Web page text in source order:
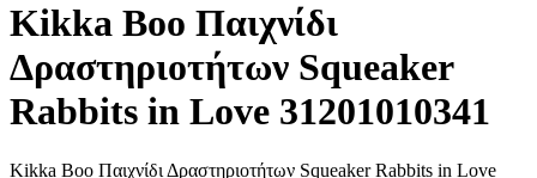
Kikka Boo Παιχνίδι
Δραστηριοτήτων Squeaker
Rabbits in Love 31201010341
Kikka Boo Παιχνίδι Δραστηριοτήτων Squeaker Rabbits in Love